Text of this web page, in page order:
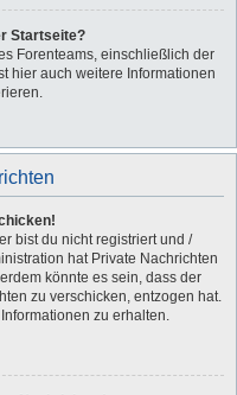
Startseite?
Forenteams, einschließlich der
hier auch weitere Informationen
bist du nicht registriert und /
hat Private Nachrichten
könnte es sein, dass der
zu verschicken, entzogen hat.
zu erhalten.